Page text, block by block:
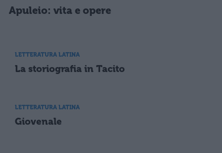
Apuleio: vita e opere
LETTERATURA LATINA
La storiografia in Tacito
LETTERATURA LATINA
Giovenale